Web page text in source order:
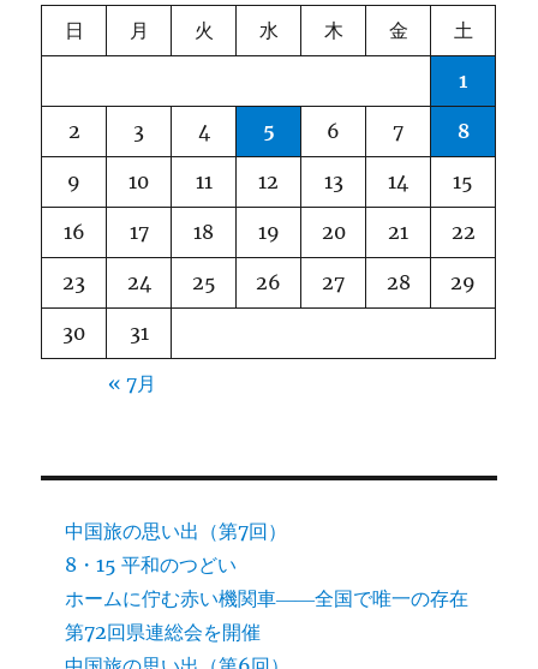
ョ日 月 火 水 木 金 土
1
2 3 4 5 6 7 8
9 10 11 12 13 14 15
16 17 18 19 20 21 22
23 24 25 26 27 28 29
30 31
« 7月
中国旅の思い出（第7回）
8・15 平和のつどい
ホームに佇む赤い機関車――全国で唯一の存在
第72回県連総会を開催